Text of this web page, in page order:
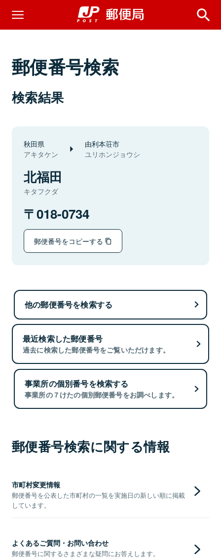
郵便番号検索
検索結果
秋田県
アキタケン
由利本荘市
ユリホンジョウシ
北福田
キタフクダ
018-0734
郵便番号をコピーする
他の郵便番号を検索する
最近検索した郵便番号
過去に検索した郵便番号をご覧いただけます。
事業所の個別番号を検索する
事業所の７けたの個別郵便番号をお調べします。
郵便番号検索に関する情報
市町村変更情報
郵便番号を公表した市町村の一覧を実施日の新しい順に掲載
しています。
よくあるご質問・お問い合わせ
郵便番号に関するさまざまな疑問にお答えします。